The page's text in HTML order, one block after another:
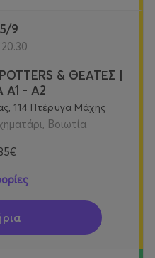
5/9
20:30
& ΘΕΑΤΕΣ |
- Α2
114 Πτέρυγα Μάχης
Βοιωτία